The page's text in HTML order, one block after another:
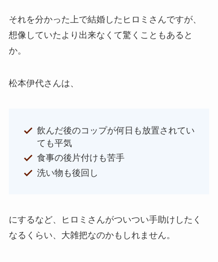
それを分かった上で結婚したヒロミさんですが、
想像していたより出来なくて驚くこともあると
か。
松本伊代さんは、
飲んだ後のコップが何日も放置されてい
ても平気
食事の後片付けも苦手
洗い物も後回し
にするなど、ヒロミさんがついつい手助けしたく
なるくらい、大雑把なのかもしれません。